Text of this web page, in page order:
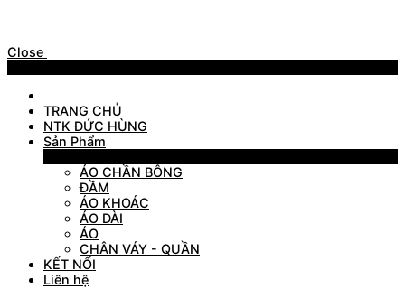
Close
TRANG CHỦ
NTK ĐỨC HÙNG
Sản Phẩm
ÁO CHẦN BÔNG
ĐẦM
ÁO KHOÁC
ÁO DÀI
ÁO
CHÂN VÁY - QUẦN
KẾT NỐI
Liên hệ